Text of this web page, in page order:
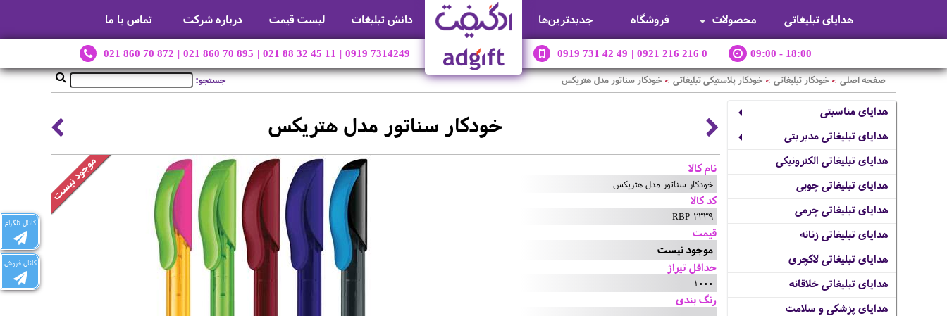
هدایای تبلیغاتی محصولات فروشگاه جديدترين‌ها دانش تبلیغات لیست قیمت درباره شرکت تماس با ما
021 860 70 872 | 021 860 70 895 | 021 88 32 45 11 | 0919 7314249 0919 731 42 49 | 0921 216 216 0 09:00 - 18:00
کانال تلگرام
کانال فروش
جستجو: صفحه اصلی > خودکار تبلیغاتی > خودکار پلاستیکی تبلیغاتی > خودکار سناتور مدل هتریکس
هدایای مناسبتی
هدایای تبلیغاتی مدیریتی
هدایای تبلیغاتی الکترونیکی
هدایای تبلیغاتی چوبی
هدایای تبلیغاتی چرمی
هدایای تبلیغاتی زنانه
هدایای تبلیغاتی لاکچری
هدایای تبلیغاتی خلاقانه
هدایای پزشکی و سلامت
خودکار سناتور مدل هتریکس
نام کالا
خودکار سناتور مدل هتریکس
کد کالا
RBP-2339
قیمت
موجود نیست
حداقل تیراژ
1000
رنگ بندی